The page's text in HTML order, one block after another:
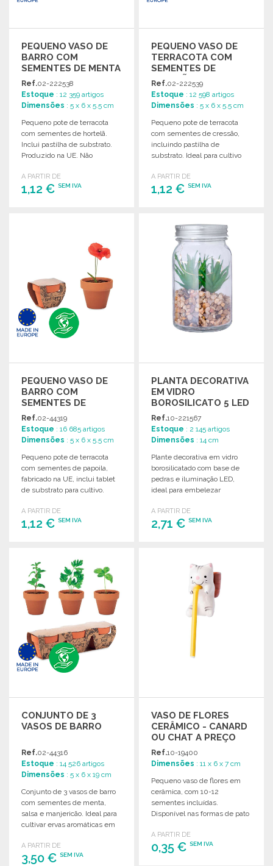
PEQUENO VASO DE
BARRO COM
SEMENTES DE MENTA
Ref.02-222538
Estoque : 12 359 artigos
Dimensões : 5 x 6 x 5.5 cm
Pequeno pote de terracota
com sementes de hortelã.
Inclui pastilha de substrato.
Produzido na UE. Não
A PARTIR DE
1,12 € SEM IVA
PEQUENO VASO DE
TERRACOTA COM
SEMENTES DE
CRESSÃO
Ref.02-222539
Estoque : 12 598 artigos
Dimensões : 5 x 6 x 5.5 cm
Pequeno pote de terracota
com sementes de cressão,
incluindo pastilha de
substrato. Ideal para cultivo
A PARTIR DE
1,12 €SEM IVA
Solicitar um orçamento
PEQUENO VASO DE
BARRO COM
SEMENTES DE
PAPOILA
Ref.02-44319
Estoque : 16 685 artigos
Dimensões : 5 x 6 x 5.5 cm
Pequeno pote de terracota
com sementes de papoila,
fabricado na UE, inclui tablet
de substrato para cultivo.
A PARTIR DE
1,12 € SEM IVA
Solicitar um orçamento
PLANTA DECORATIVA
EM VIDRO
BOROSILICATO 5 LED
Ref.10-221567
Estoque : 2 145 artigos
Dimensões : 14 cm
Plante decorativa em vidro
borosilicatado com base de
pedras e iluminação LED,
ideal para embelezar
A PARTIR DE
2,71 €SEM IVA
Solicitar um orçamento
CONJUNTO DE 3
VASOS DE BARRO
Ref.02-44316
Estoque : 14 526 artigos
Dimensões : 5 x 6 x 19 cm
Conjunto de 3 vasos de barro
com sementes de menta,
salsa e manjericão. Ideal para
cultivar ervas aromáticas em
A PARTIR DE
3,50 € SEM IVA
VASO DE FLORES
CERÂMICO - CANARD
OU CHAT A PREÇO
GROSSISTA
Ref.10-19400
Dimensões : 11 x 6 x 7 cm
Pequeno vaso de flores em
cerâmica, com 10-12
sementes incluídas.
Disponível nas formas de pato
de presente.
A PARTIR DE
0,35 €SEM IVA